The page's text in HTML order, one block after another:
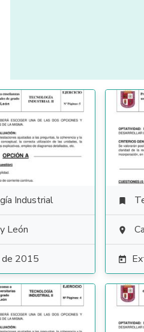
Industrial
León
de 2015


